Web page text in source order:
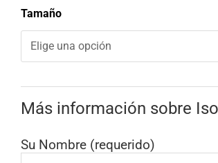
Tamaño
Más información sobre
Su Nombre (requerido)